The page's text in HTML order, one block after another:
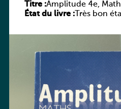
Titre :Amplitude 4e,
version
État du livre :Très bon